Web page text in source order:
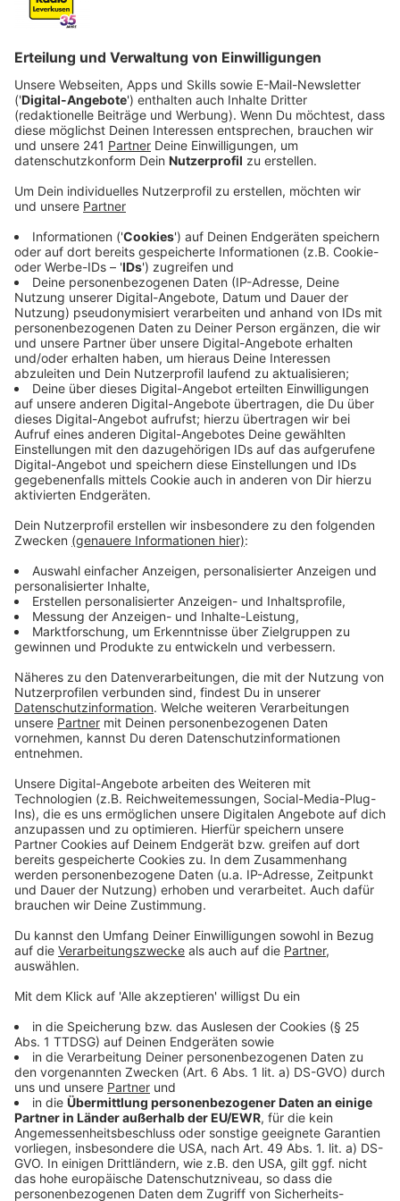
Es gibt etwas finanzielle Entlastung für Leverkusen
und andere Städte und Kreise in der Region. Der
Landschaftsverband Rheinland (LVR) will die eigenen
Rücklagen aufbrauchen, damit die Städte und Kreise
weniger Umlage zahlen müssen als eigentlich nötig
wäre.
Anzeige
Rabatt für Leverkusen in der Haushaltskrise
Anzeige
Besonders für Leverkusen, das sich in einer
Haushaltskrise befindet, ist diese Maßnahme von
Vorteil. Ohne die Ausgleichsrücklage müsste die Stadt
0,3 Prozentpunkte mehr zahlen. Dennoch bleibt der
neue Satz höher als der aktuelle, was bedeutet, dass
die Städte und Kreise gemäß der Planung des LVR
jährlich etwas mehr zahlen müssen.
Anzeige
Langjährige Forderungen nach Entlastung
Anzeige
Viele Kommunen fordern schon seit Langem, dass der
LVR seine Rücklagen einsetzt, um die finanzielle
Belastung zu verringern. Diese geplante Senkung des
Umlagesatzes ist ein Schritt in diese Richtung und
könnte den Städten und Kreisen in der Region eine
dringend benötigte Entlastung bieten.
Anzeige
Weitere Meldungen aus Leverkusen
Anzeige
Ermittlungen in Rheindorfer Cold Case stocken
Kunstwerke gegen Diskriminierung werden in
Leverkusens Bussen aufgehängt
Anzeige